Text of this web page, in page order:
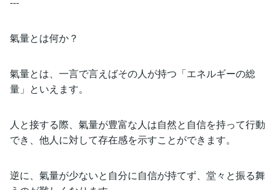
氣量とは何か？
氣量とは、一言で言えばその人が持つ「エネルギーの総
量」といえます。
人と接する際、氣量が豊富な人は自然と自信を持って行動
でき、他人に対して存在感を示すことができます。
逆に、氣量が少ないと自分に自信が持てず、堂々と振る舞